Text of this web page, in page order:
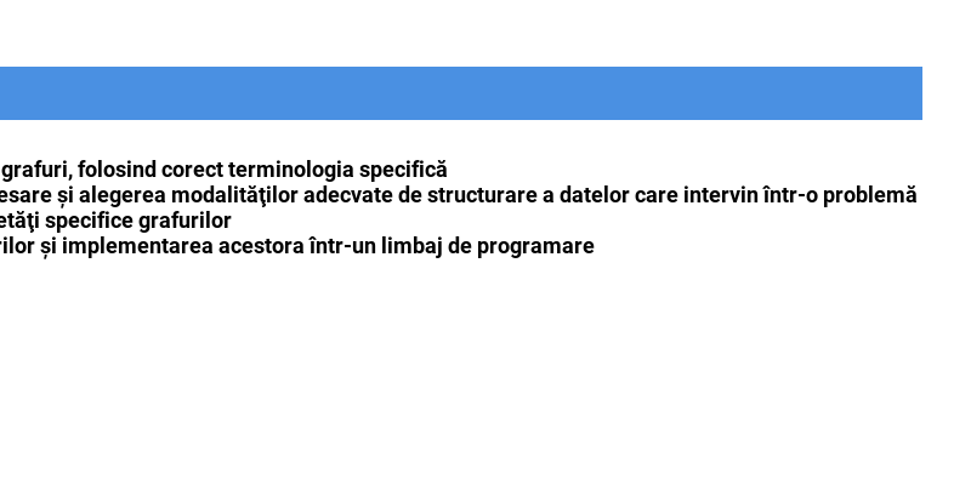
folosind corect terminologia specifică
şi alegerea modalităţilor adecvate de structurare a datelor care intervin într-o problemă
specifice grafurilor
şi implementarea acestora într-un limbaj de programare